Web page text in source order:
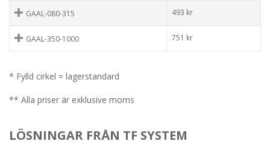
GAAL-080-315 493 kr
GAAL-350-1000 751 kr
* Fylld cirkel = lagerstandard
** Alla priser är exklusive moms
LÖSNINGAR FRÅN TF SYSTEM